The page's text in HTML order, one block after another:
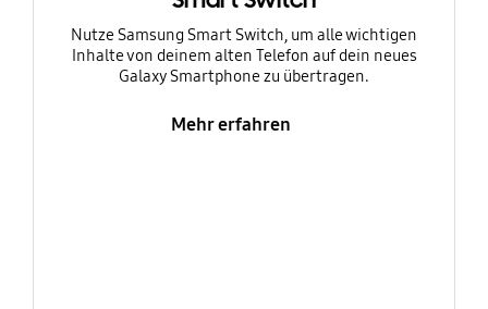
Nutze Samsung Smart Switch, um alle wichtigen
Inhalte von deinem alten Telefon auf dein neues
Galaxy Smartphone zu übertragen.
Mehr erfahren